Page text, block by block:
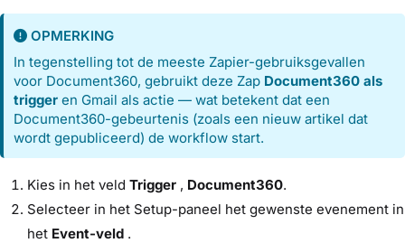
OPMERKING
In tegenstelling tot de meeste Zapier-gebruiksgevallen
voor Document360, gebruikt deze Zap Document360 als
trigger en Gmail als actie — wat betekent dat een
Document360-gebeurtenis (zoals een nieuw artikel dat
wordt gepubliceerd) de workflow start.
Kies in het veld Trigger , Document360.
Selecteer in het Setup-paneel het gewenste evenement in
het Event-veld .